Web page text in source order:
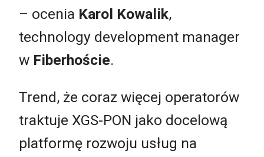
– ocenia Karol Kowalik,
technology development manager
w Fiberhoście.
Trend, że coraz więcej operatorów
traktuje XGS-PON jako docelową
platformę rozwoju usług na